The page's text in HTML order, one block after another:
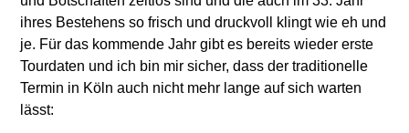
ihres Bestehens so frisch und druckvoll klingt wie eh und
je. Für das kommende Jahr gibt es bereits wieder erste
Tourdaten und ich bin mir sicher, dass der traditionelle
Termin in Köln auch nicht mehr lange auf sich warten
lässt: